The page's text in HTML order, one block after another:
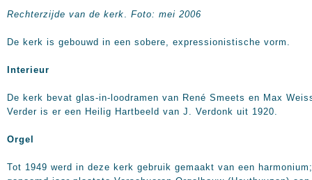
Rechterzijde van de kerk. Foto: mei 2006
De kerk is gebouwd in een sobere, expressionistische vorm.
Interieur
De kerk bevat glas-in-loodramen van René Smeets en Max
Verder is er een Heilig Hartbeeld van J. Verdonk uit 1920.
Orgel
Tot 1949 werd in deze kerk gebruik gemaakt van een